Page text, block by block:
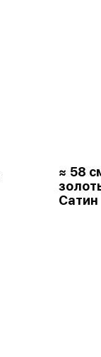
≈ 58
Сатин